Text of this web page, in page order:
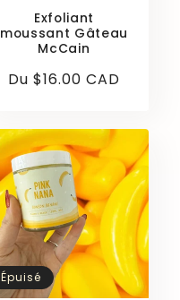
Exfoliant
moussant Gâteau
McCain
Prix
Du $16.00 CAD
Épuisé